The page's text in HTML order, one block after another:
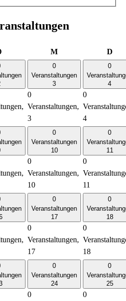
Dienstag MMittwoch D
0
Veranstaltungen
3
0
Veranstaltungen,
3
0
4
0
4
0
Veranstaltungen
10
0
Veranstaltungen,
10
0
11
0
11
0
Veranstaltungen
17
0
Veranstaltungen,
17
0
18
0
18
0
Veranstaltungen
24
0
0
25
0